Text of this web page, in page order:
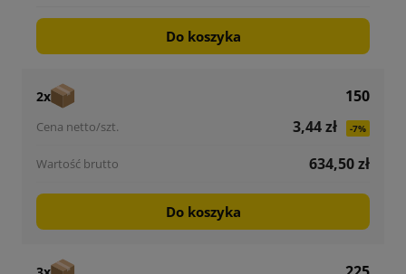
Do koszyka
2x
150
3,44 zł
-7%
634,50 zł
Do koszyka